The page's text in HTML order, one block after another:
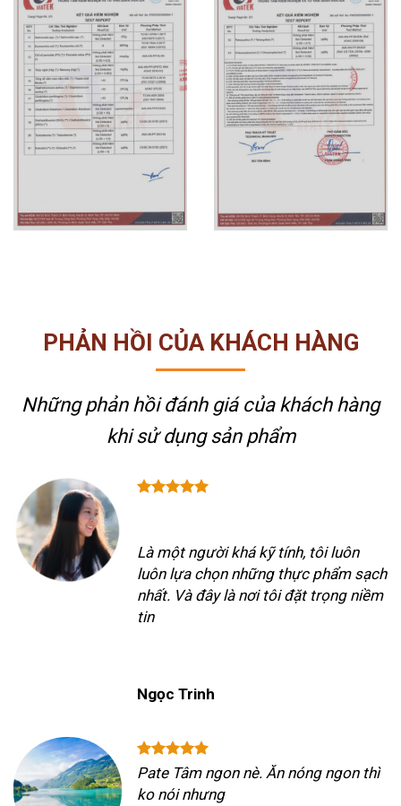
PHẢN HỒI CỦA KHÁCH HÀNG
Những phản hồi đánh giá của khách hàng
khi sử dụng sản phẩm
Là một người khá kỹ tính, tôi luôn
luôn lựa chọn những thực phẩm sạch
nhất. Và đây là nơi tôi đặt trọng niềm
tin
Ngọc Trinh
Pate Tâm ngon nè. Ăn nóng ngon thì
ko nói nhưng